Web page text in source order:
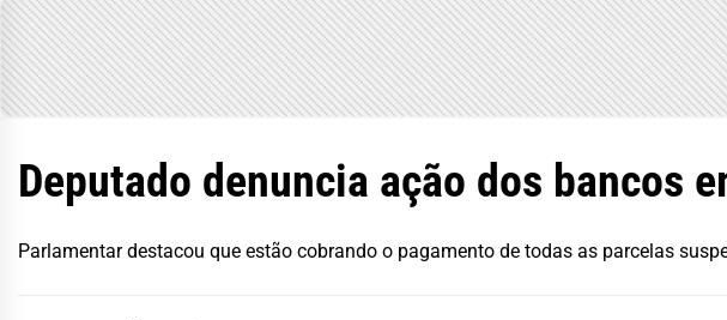
Deputado denuncia ação dos bancos
Parlamentar destacou que estão cobrando o pagamento de todas as parcelas